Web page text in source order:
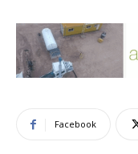
Facebook